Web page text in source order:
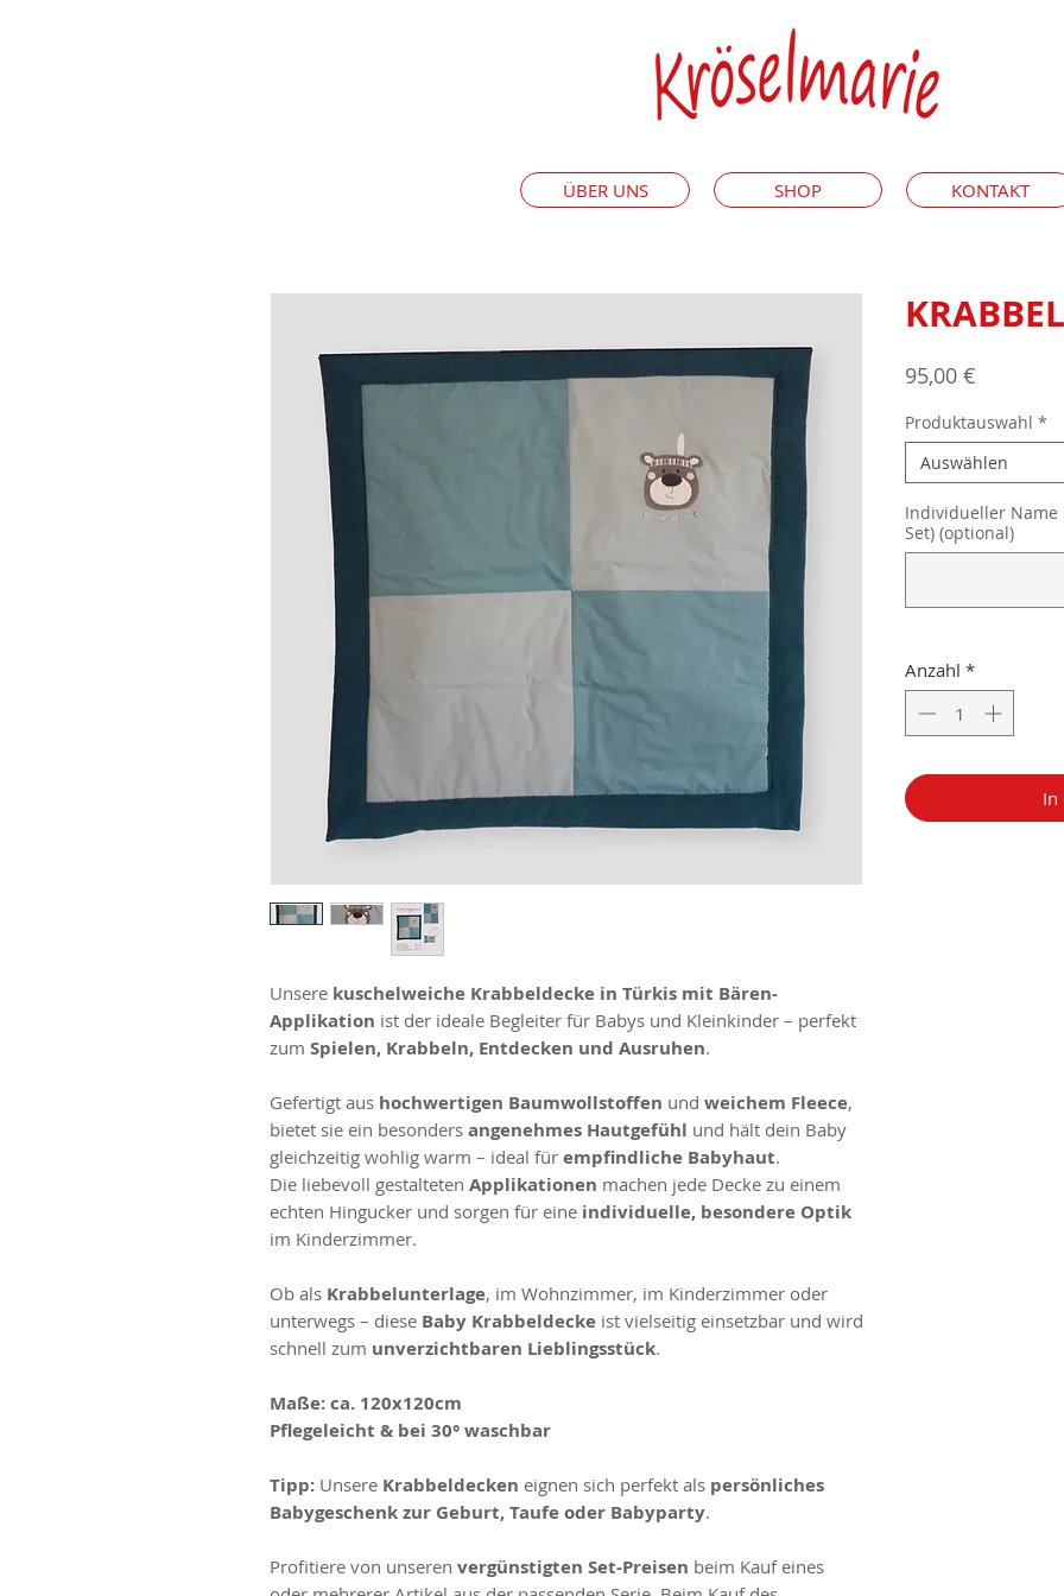
ÜBER UNS SHOP KONTAKT
Unsere kuschelweiche Krabbeldecke in Türkis mit Bären-
Applikation ist der ideale Begleiter für Babys und Kleinkinder – perfekt
zum Spielen, Krabbeln, Entdecken und Ausruhen.
Gefertigt aus hochwertigen Baumwollstoffen und weichem Fleece,
bietet sie ein besonders angenehmes Hautgefühl und hält dein Baby
gleichzeitig wohlig warm – ideal für empfindliche Babyhaut.
Die liebevoll gestalteten Applikationen machen jede Decke zu einem
echten Hingucker und sorgen für eine individuelle, besondere Optik
im Kinderzimmer.
Ob als Krabbelunterlage, im Wohnzimmer, im Kinderzimmer oder
unterwegs – diese Baby Krabbeldecke ist vielseitig einsetzbar und wird
schnell zum unverzichtbaren Lieblingsstück.
Maße:ca. 120x120cm
Pflegeleicht & bei 30° waschbar
Tipp: Unsere Krabbeldecken eignen sich perfekt als persönliches
Babygeschenk zur Geburt, Taufe oder Babyparty.
Profitiere von unseren vergünstigten Set-Preisen beim Kauf eines
95,00 €
Produktauswahl *
Auswählen
Individueller Name
Set) (optional)
Anzahl *
In